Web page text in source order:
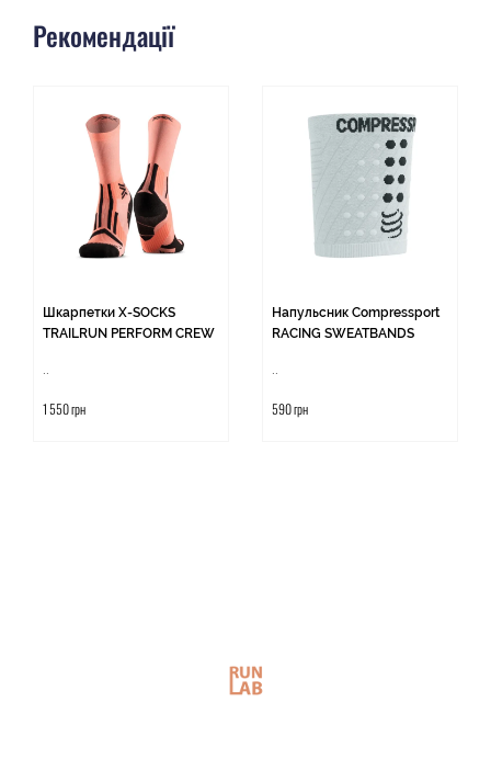
Рекомендації
Шкарпетки X-SOCKS
TRAILRUN PERFORM CREW
1 550 грн
Напульсник Compressport
RACING SWEATBANDS
590 грн